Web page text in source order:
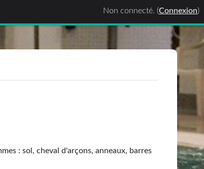
Non connecté. (Connexion)
: sol, cheval d'arçons, anneaux, barres